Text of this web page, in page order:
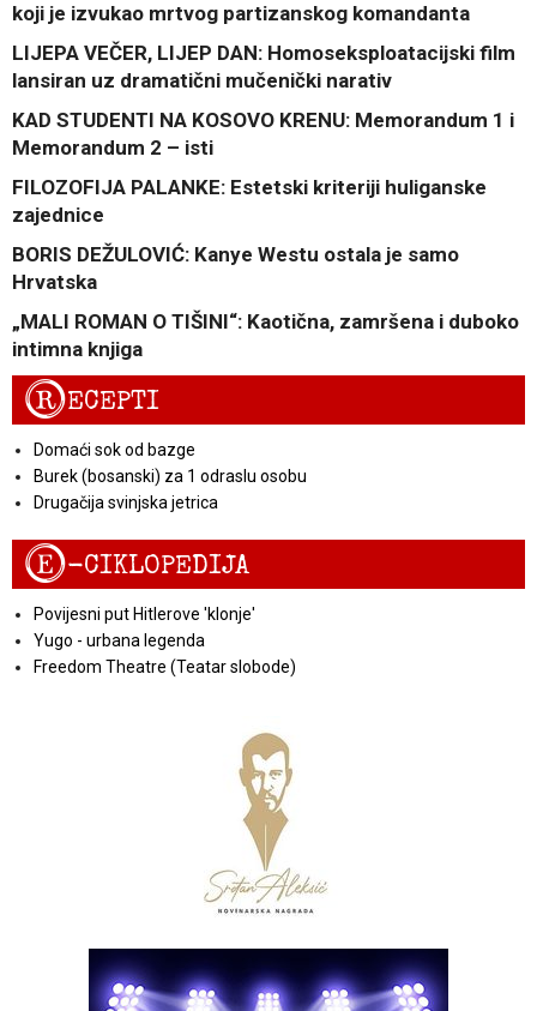
koji je izvukao mrtvog partizanskog komandanta
LIJEPA VEČER, LIJEP DAN: Homoseksploatacijski film
lansiran uz dramatični mučenički narativ
KAD STUDENTI NA KOSOVO KRENU: Memorandum 1 i
Memorandum 2 – isti
FILOZOFIJA PALANKE: Estetski kriteriji huliganske
zajednice
BORIS DEŽULOVIĆ: Kanye Westu ostala je samo
Hrvatska
„MALI ROMAN O TIŠINI“: Kaotična, zamršena i duboko
intimna knjiga
RECEPTI
Domaći sok od bazge
Burek (bosanski) za 1 odraslu osobu
Drugačija svinjska jetrica
E-CIKLOPEDIJA
Povijesni put Hitlerove 'klonje'
Yugo - urbana legenda
Freedom Theatre (Teatar slobode)